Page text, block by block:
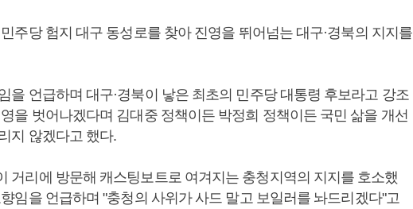
주당 험지 대구 동성로를 찾아 진영을 뛰어넘는 대구·경북의 지지를
을 언급하며 대구·경북이 낳은 최초의 민주당 대통령 후보라고 강조
을 벗어나겠다며 김대중 정책이든 박정희 정책이든 국민 삶을 개선
지 않겠다고 했다.
거리에 방문해 캐스팅보트로 여겨지는 충청지역의 지지를 호소했
임을 언급하며 "충청의 사위가 사드 말고 보일러를 놔드리겠다"고